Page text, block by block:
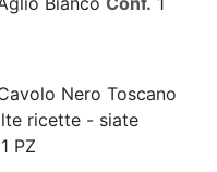
Nero Toscano
ricette - siate
1 PZ